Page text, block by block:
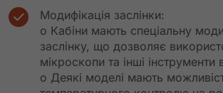
Модифікація заслінки:
o Кабіни мають спеціальну
заслінку, що дозволяє
мікроскопи та інші інструменти
o Деякі моделі мають